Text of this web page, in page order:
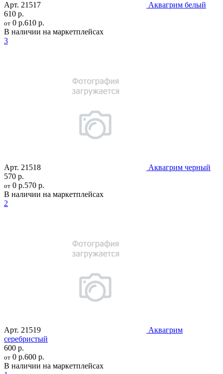
Арт. 21517
Аквагрим белый
610 р.
от 0 р.610 р.
В наличии на маркетплейсах
3
Арт. 21518
Аквагрим черный
570 р.
от 0 р.570 р.
В наличии на маркетплейсах
2
Арт. 21519
Аквагрим
серебристый
600 р.
от 0 р.600 р.
В наличии на маркетплейсах